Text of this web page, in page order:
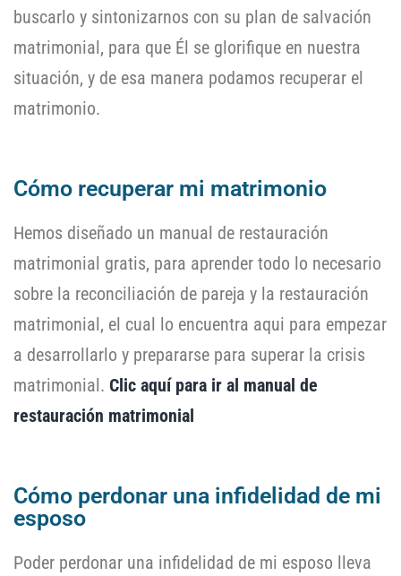
buscarlo y sintonizarnos con su plan de salvación
matrimonial, para que Él se glorifique en nuestra
situación, y de esa manera podamos recuperar el
matrimonio.
Cómo recuperar mi matrimonio
Hemos diseñado un manual de restauración
matrimonial gratis, para aprender todo lo necesario
sobre la reconciliación de pareja y la restauración
matrimonial, el cual lo encuentra aqui para empezar
a desarrollarlo y prepararse para superar la crisis
matrimonial. Clic aquí para ir al manual de
restauración matrimonial
Cómo perdonar una infidelidad de mi
esposo
Poder perdonar una infidelidad de mi esposo lleva